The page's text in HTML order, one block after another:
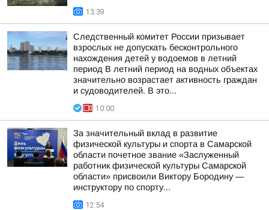
13:39
Следственный комитет России призывает
взрослых не допускать бесконтрольного
нахождения детей у водоемов в летний
период В летний период на водных объектах
значительно возрастает активность граждан
и судоводителей. В это...
10:00
За значительный вклад в развитие
физической культуры и спорта в Самарской
области почетное звание «Заслуженный
работник физической культуры Самарской
области» присвоили Виктору Бородину —
инструктору по спорту...
12:54